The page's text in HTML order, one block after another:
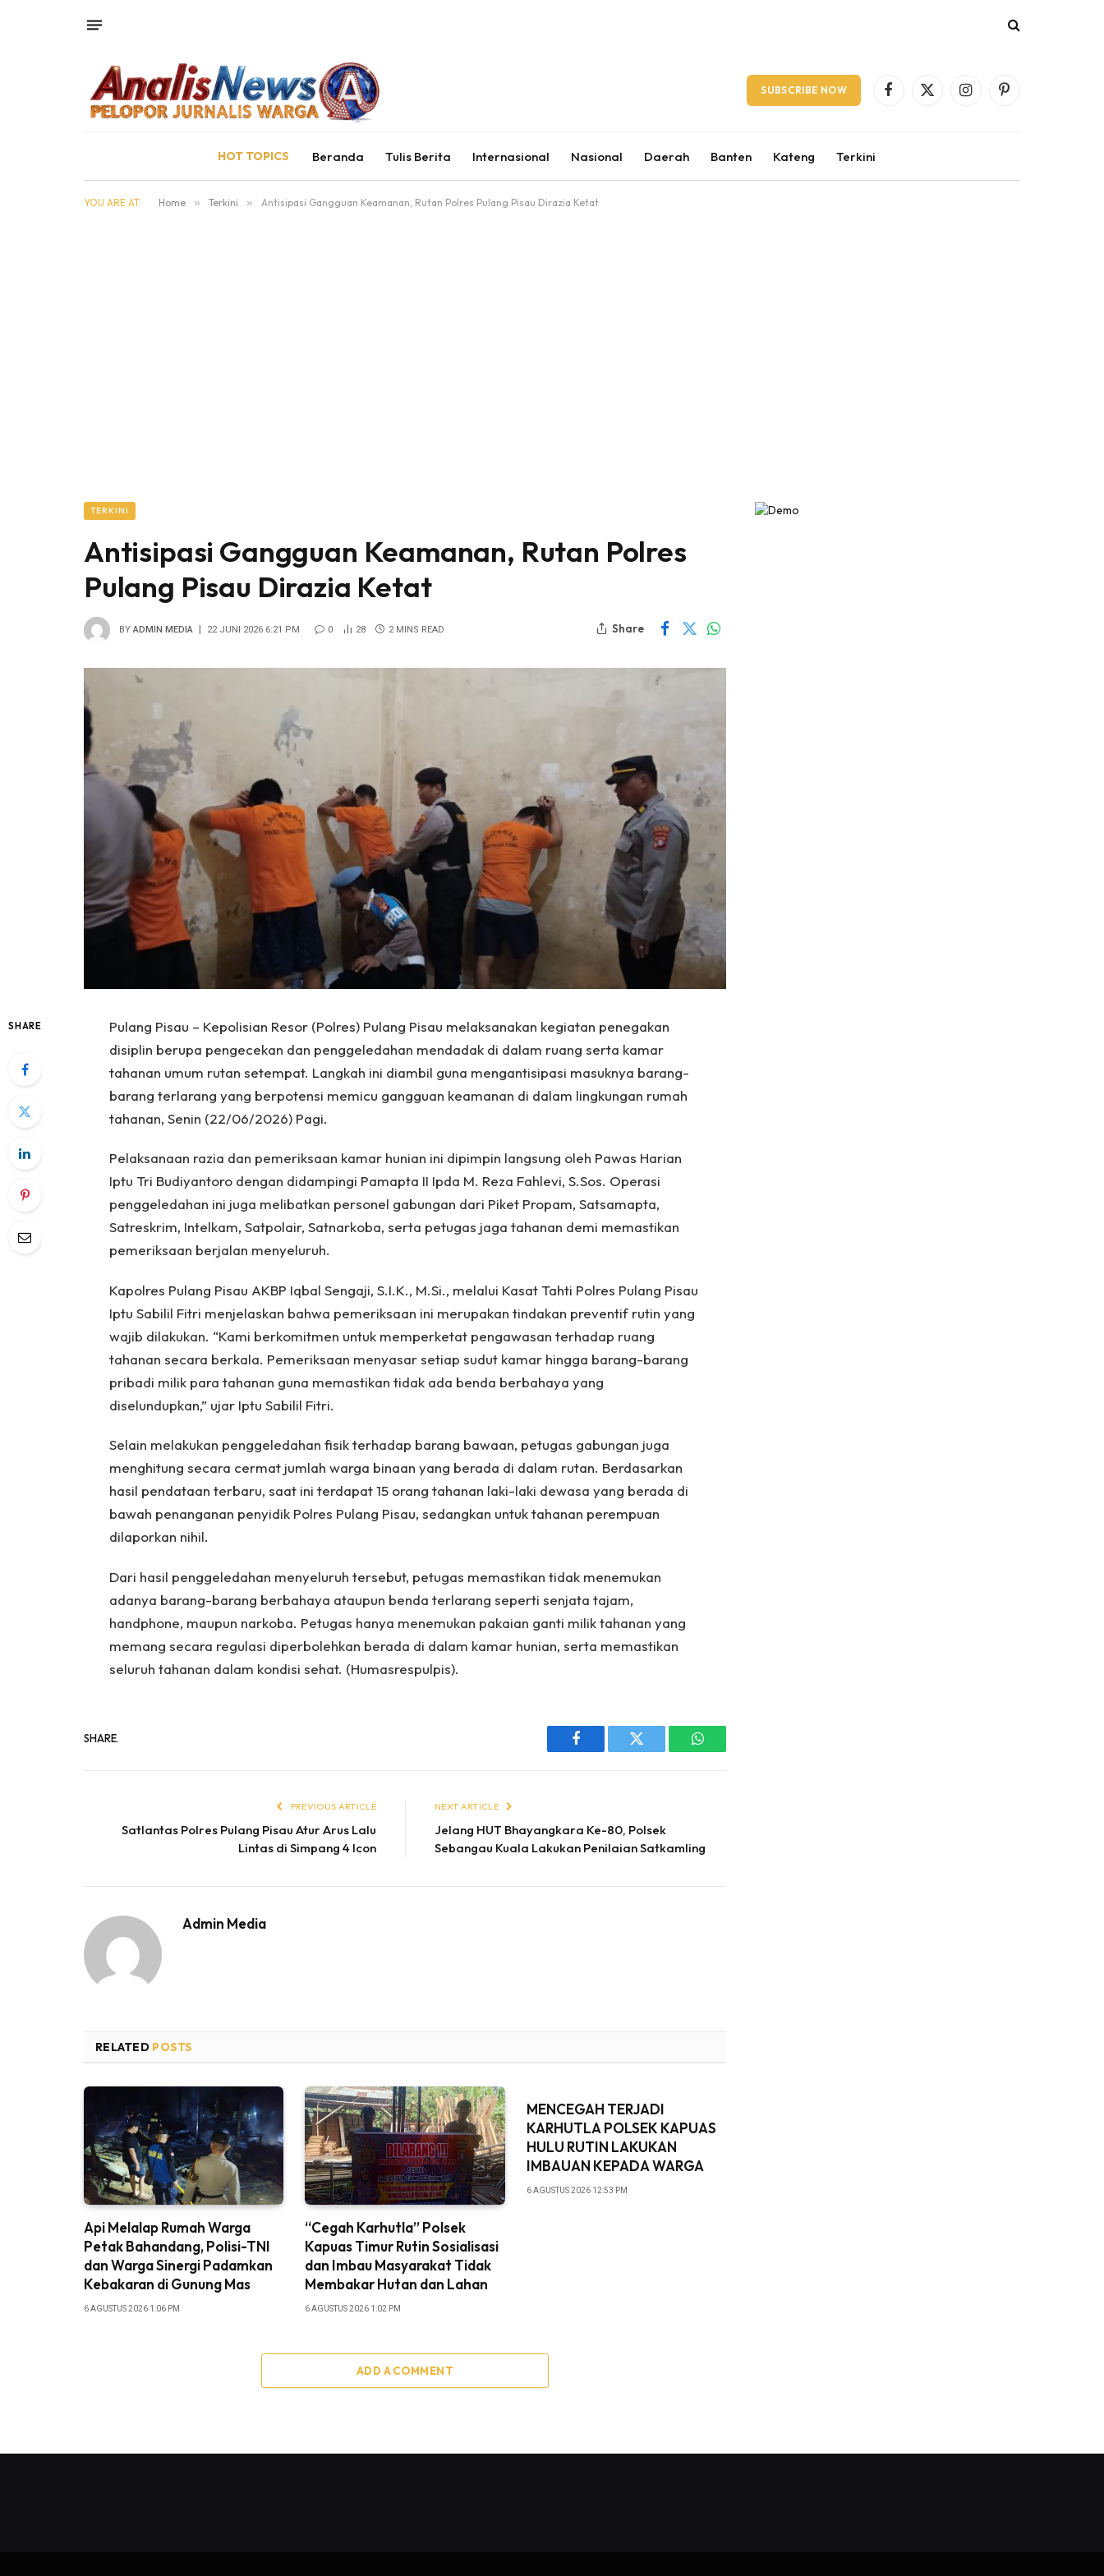
SUBSCRIBE NOW Facebook
X
InstagramPinterest
HOT TOPICS Beranda Tulis Berita Internasional Nasional Daerah Banten Kateng Terkini
YOU ARE AT: Home » Terkini » Antisipasi Gangguan Keamanan, Rutan Polres Pulang Pisau Dirazia Ketat
TERKINI
Antisipasi Gangguan Keamanan, Rutan Polres
Pulang Pisau Dirazia Ketat
BY ADMIN MEDIA 22 JUNI 2026 6:21 PM 0 28 2 MINS READ Share
SHARE
Pulang Pisau – Kepolisian Resor (Polres) Pulang Pisau melaksanakan kegiatan penegakan
disiplin berupa pengecekan dan penggeledahan mendadak di dalam ruang serta kamar
tahanan umum rutan setempat. Langkah ini diambil guna mengantisipasi masuknya barang-
barang terlarang yang berpotensi memicu gangguan keamanan di dalam lingkungan rumah
tahanan, Senin (22/06/2026) Pagi.
Pelaksanaan razia dan pemeriksaan kamar hunian ini dipimpin langsung oleh Pawas Harian
Iptu Tri Budiyantoro dengan didampingi Pamapta II Ipda M. Reza Fahlevi, S.Sos. Operasi
penggeledahan ini juga melibatkan personel gabungan dari Piket Propam, Satsamapta,
Satreskrim, Intelkam, Satpolair, Satnarkoba, serta petugas jaga tahanan demi memastikan
pemeriksaan berjalan menyeluruh.
Kapolres Pulang Pisau AKBP Iqbal Sengaji, S.I.K., M.Si., melalui Kasat Tahti Polres Pulang Pisau
Iptu Sabilil Fitri menjelaskan bahwa pemeriksaan ini merupakan tindakan preventif rutin yang
wajib dilakukan. “Kami berkomitmen untuk memperketat pengawasan terhadap ruang
tahanan secara berkala. Pemeriksaan menyasar setiap sudut kamar hingga barang-barang
pribadi milik para tahanan guna memastikan tidak ada benda berbahaya yang
diselundupkan,” ujar Iptu Sabilil Fitri.
Selain melakukan penggeledahan fisik terhadap barang bawaan, petugas gabungan juga
menghitung secara cermat jumlah warga binaan yang berada di dalam rutan. Berdasarkan
hasil pendataan terbaru, saat ini terdapat 15 orang tahanan laki-laki dewasa yang berada di
bawah penanganan penyidik Polres Pulang Pisau, sedangkan untuk tahanan perempuan
dilaporkan nihil.
Dari hasil penggeledahan menyeluruh tersebut, petugas memastikan tidak menemukan
adanya barang-barang berbahaya ataupun benda terlarang seperti senjata tajam,
handphone, maupun narkoba. Petugas hanya menemukan pakaian ganti milik tahanan yang
memang secara regulasi diperbolehkan berada di dalam kamar hunian, serta memastikan
seluruh tahanan dalam kondisi sehat. (Humasrespulpis).
SHARE.
Facebook Twitter WhatsApp
PREVIOUS ARTICLE
Satlantas Polres Pulang Pisau Atur Arus Lalu
Lintas di Simpang 4 Icon
NEXT ARTICLE
Jelang HUT Bhayangkara Ke-80, Polsek
Sebangau Kuala Lakukan Penilaian Satkamling
Admin Media
RELATED POSTS
Api Melalap Rumah Warga
Petak Bahandang, Polisi-TNI
dan Warga Sinergi Padamkan
Kebakaran di Gunung Mas
6 AGUSTUS 2026 1:06 PM
“Cegah Karhutla” Polsek
Kapuas Timur Rutin Sosialisasi
dan Imbau Masyarakat Tidak
Membakar Hutan dan Lahan
6 AGUSTUS 2026 1:02 PM
MENCEGAH TERJADI
KARHUTLA POLSEK KAPUAS
HULU RUTIN LAKUKAN
IMBAUAN KEPADA WARGA
6 AGUSTUS 2026 12:53 PM
ADD A COMMENT